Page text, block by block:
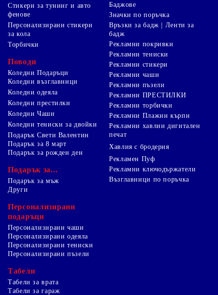
Стикери за тунинг и авто
фенове
Персонализирани стикери
за кола
Торбички
Поводи
Коледни Подаръци
Коледни възглавници
Коледни одеяла
Коледни престилки
Коледни Чаши
Коледни тениски за двойки
Подарък Свети Валентин
Подарък за 8 март
Подарък за рожден ден
Подарък за...
Подарък за мъж
Баджове
Значки по поръчка
Връзки за бадж | Ленти за
бадж
Рекламни покривки
Рекламни тениски
Рекламни стикери
Рекламни чаши
Рекламни пъзели
Рекламни ПРЕСТИЛКИ
Рекламни торбички
Рекламни Плажни кърпи
Рекламни хавлии дигитален
печат
Хавлия с бродерия
Рекламен Пуф
Рекламни ключодържатели
Възглавници по поръчка
Други
Персонализирани
подаръци
Персонализирани чаши
Персонализирани одеяла
Персонализирани тениски
Персонализирани пъзели
Табели
Табели за врата
Табели за гараж